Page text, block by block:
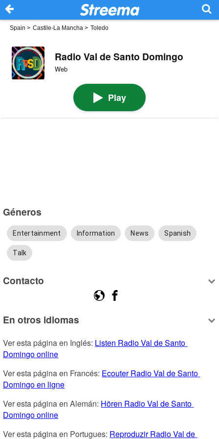
Spain > Castile-La Mancha > Toledo
Radio Val de Santo Domingo
Web
Play
Géneros
Entertainment Information News Spanish
Talk
Contacto
En otros idiomas
Ver esta página en Inglés: Listen Radio Val de Santo
Domingo online
Ver esta página en Francés: Ecouter Radio Val de Santo
Domingo en ligne
Ver esta página en Alemán: Hören Radio Val de Santo
Domingo online
Ver esta página en Portugues: Reproduzir Radio Val de